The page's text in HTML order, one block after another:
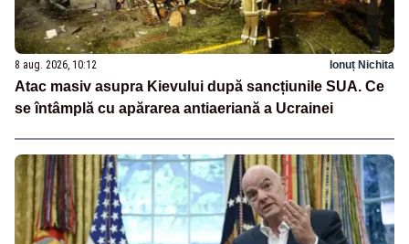
8 aug. 2026, 10:12 Ionuț Nichita
Atac masiv asupra Kievului după sancțiunile SUA. Ce
se întâmplă cu apărarea antiaeriană a Ucrainei